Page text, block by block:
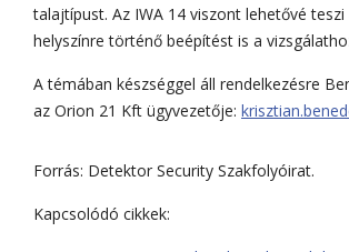
talajtípust. Az IWA 14 viszont lehetővé
helyszínre történő beépítést is a
A témában készséggel áll rendelkezésre
az Orion 21 Kft ügyvezetője:
Forrás: Detektor Security Szakfolyóirat.
Kapcsolódó cikkek: